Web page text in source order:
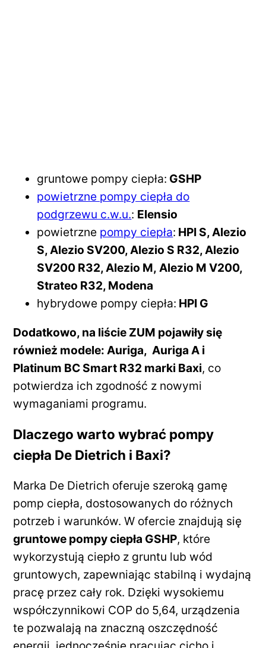
gruntowe pompy ciepła: GSHP
powietrzne pompy ciepła do
podgrzewu c.w.u.: Elensio
powietrzne pompy ciepła: HPI S, Alezio
S, Alezio SV200, Alezio S R32, Alezio
SV200 R32, Alezio M, Alezio M V200,
Strateo R32, Modena
hybrydowe pompy ciepła: HPI G
Dodatkowo, na liście ZUM pojawiły się
również modele: Auriga, Auriga A i
Platinum BC Smart R32 marki Baxi, co
potwierdza ich zgodność z nowymi
wymaganiami programu.
Dlaczego warto wybrać pompy
ciepła De Dietrich i Baxi?
Marka De Dietrich oferuje szeroką gamę
pomp ciepła, dostosowanych do różnych
potrzeb i warunków. W ofercie znajdują się
gruntowe pompy ciepła GSHP, które
wykorzystują ciepło z gruntu lub wód
gruntowych, zapewniając stabilną i wydajną
pracę przez cały rok. Dzięki wysokiemu
współczynnikowi COP do 5,64, urządzenia
te pozwalają na znaczną oszczędność